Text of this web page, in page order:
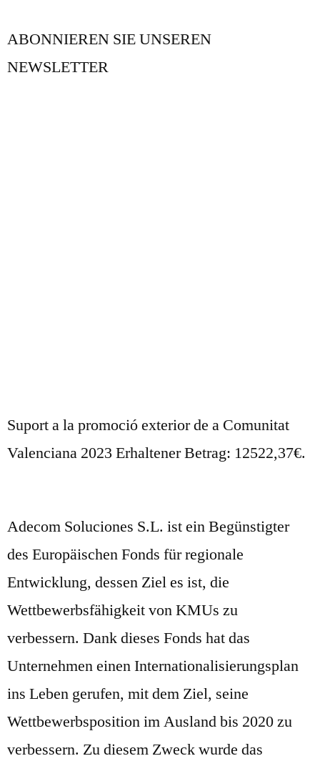
ABONNIEREN SIE UNSEREN
NEWSLETTER
Suport a la promoció exterior de a Comunitat
Valenciana 2023 Erhaltener Betrag: 12522,37€.
Adecom Soluciones S.L. ist ein Begünstigter
des Europäischen Fonds für regionale
Entwicklung, dessen Ziel es ist, die
Wettbewerbsfähigkeit von KMUs zu
verbessern. Dank dieses Fonds hat das
Unternehmen einen Internationalisierungsplan
ins Leben gerufen, mit dem Ziel, seine
Wettbewerbsposition im Ausland bis 2020 zu
verbessern. Zu diesem Zweck wurde das